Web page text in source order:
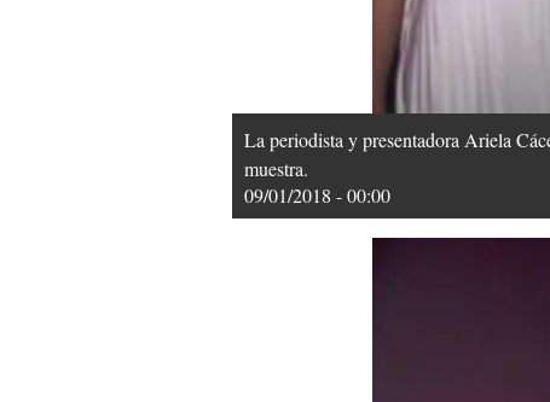
La periodista y presentadora Ariela
muestra.
09/01/2018 - 00:00